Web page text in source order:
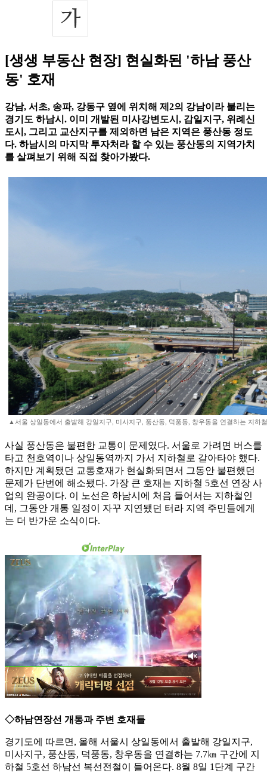
[생생 부동산 현장] 현실화된 '하남 풍산
동' 호재
강남, 서초, 송파, 강동구 옆에 위치해 제2의 강남이라 불리는
경기도 하남시. 이미 개발된 미사강변도시, 감일지구, 위례신
도시, 그리고 교산지구를 제외하면 남은 지역은 풍산동 정도
다. 하남시의 마지막 투자처라 할 수 있는 풍산동의 지역가치
를 살펴보기 위해 직접 찾아가봤다.
▲서울 상일동에서 출발해 강일지구, 미사지구, 풍산동, 덕풍동, 창우동을 연결하는 지하
사실 풍산동은 불편한 교통이 문제였다. 서울로 가려면 버스를
타고 천호역이나 상일동역까지 가서 지하철로 갈아타야 했다.
하지만 계획됐던 교통호재가 현실화되면서 그동안 불편했던
문제가 단번에 해소됐다. 가장 큰 호재는 지하철 5호선 연장 사
업의 완공이다. 이 노선은 하남시에 처음 들어서는 지하철인
데, 그동안 개통 일정이 자꾸 지연됐던 터라 지역 주민들에게
는 더 반가운 소식이다.
◇하남연장선 개통과 주변 호재들
경기도에 따르면, 올해 서울시 상일동에서 출발해 강일지구,
미사지구, 풍산동, 덕풍동, 창우동을 연결하는 7.7㎞ 구간에 지
하철 5호선 하남선 복선전철이 들어온다. 8월 8일 1단계 구간